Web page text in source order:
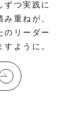
ずつ実践に
重ねが、
のリーダー
ように。